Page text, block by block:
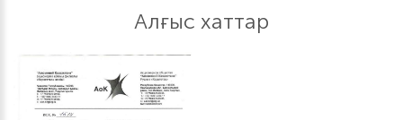
Алғыс хаттар